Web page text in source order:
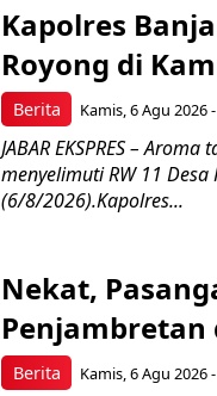
Berita
Kapolres
Royong di
Kamis, 6 Agu 2026
JABAR EKSPRES –
menyelimuti RW 11
(6/8/2026).Kapolres...
Berita
Nekat,
Penjambretan
Kamis, 6 Agu 2026